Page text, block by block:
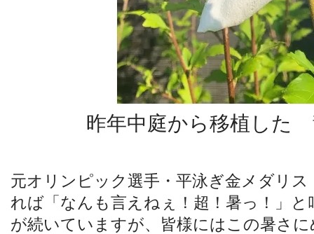
昨年中庭から移植した
元オリンピック選手・平泳ぎ金メダリ
れば「なんも言えねぇ！超！暑っ！」
が続いていますが、皆様にはこの暑さ